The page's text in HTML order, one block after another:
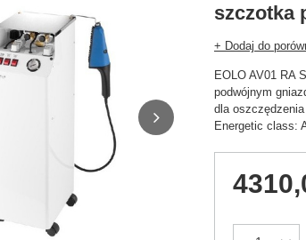
szczotka
+ Dodaj do
EOLO AV01 RA
podwójnym
dla
Energetic class: